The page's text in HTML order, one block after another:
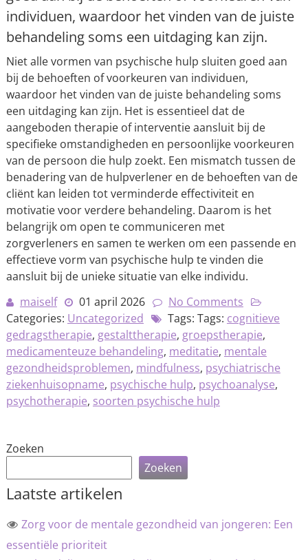
individuen, waardoor het vinden van de juiste
behandeling soms een uitdaging kan zijn.
Niet alle vormen van psychische hulp sluiten goed aan
bij de behoeften of voorkeuren van individuen,
waardoor het vinden van de juiste behandeling soms
een uitdaging kan zijn. Het is essentieel dat de
aangeboden therapie of interventie aansluit bij de
specifieke omstandigheden en persoonlijke voorkeuren
van de persoon die hulp zoekt. Een mismatch tussen de
benadering van de hulpverlener en de behoeften van de
cliënt kan leiden tot verminderde effectiviteit en
motivatie voor verdere behandeling. Daarom is het
belangrijk om open te communiceren met
zorgverleners en samen te werken om een passende en
effectieve vorm van psychische hulp te vinden die
aansluit bij de unieke situatie van elke individu.
maiself
01 april 2026
No Comments
Categories: Uncategorized Tags: Tags: cognitieve
gedragstherapie, gestalttherapie, groepstherapie,
medicamenteuze behandeling, meditatie, mentale
gezondheidsproblemen, mindfulness, psychiatrische
ziekenhuisopname, psychische hulp, psychoanalyse,
psychotherapie, soorten psychische hulp
Zoeken
Zoeken
Laatste artikelen
Zorg voor de mentale gezondheid van jongeren: Een
essentiële prioriteit